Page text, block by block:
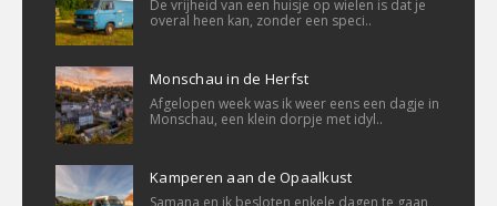
De vrijheid van een huisje op wielen is dat je
overal heen kan, zonder een speci..
Monschau in de Herfst
Afgelopen week was ik weer eens een dagje in
Monschau, een klein dorpje met idyl..
Kamperen aan de Opaalkust
Samana en ik besloten enkele dagen te gaan